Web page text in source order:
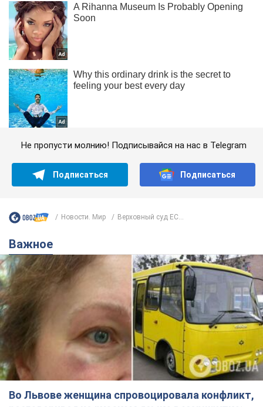
Не пропусти молнию! Подписывайся на нас в Telegram
Подписаться Подписаться
Новости. Мир Верховный суд ЕС...
Важное
Во Львове женщина спровоцировала конфликт,